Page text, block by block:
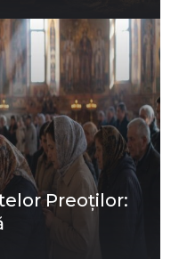
Preoților: